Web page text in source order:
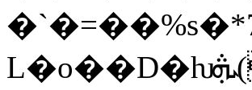
L�o��D�ƕܞ(����#��a��X�5y6P$�^@.���##��